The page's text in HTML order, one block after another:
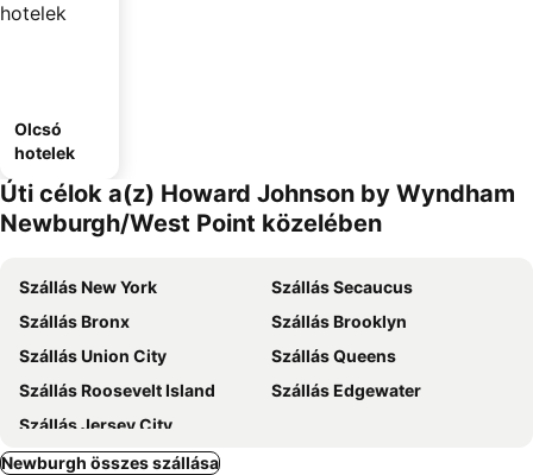
Olcsó
hotelek
Úti célok a(z) Howard Johnson by Wyndham
Newburgh/West Point közelében
Szállás New York
Szállás Secaucus
Szállás Bronx
Szállás Brooklyn
Szállás Union City
Szállás Queens
Szállás Roosevelt Island
Szállás Edgewater
Szállás Jersey City
Newburgh összes szállása